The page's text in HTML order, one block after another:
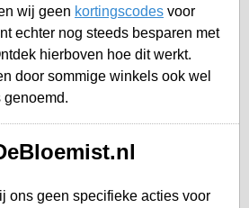
wij geen kortingscodes voor
echter nog steeds besparen met
hierboven hoe dit werkt.
door sommige winkels ook wel
genoemd.
ons geen specifieke acties voor